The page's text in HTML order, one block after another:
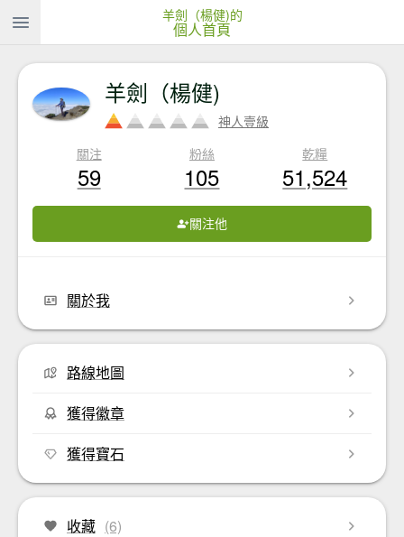
羊劍（楊健)的
個人首頁
羊劍（楊健)
神人壹級
關注
59
粉絲
105
乾糧
51,524
關注他
關於我
路線地圖
獲得徽章
獲得寶石
收藏 (6)